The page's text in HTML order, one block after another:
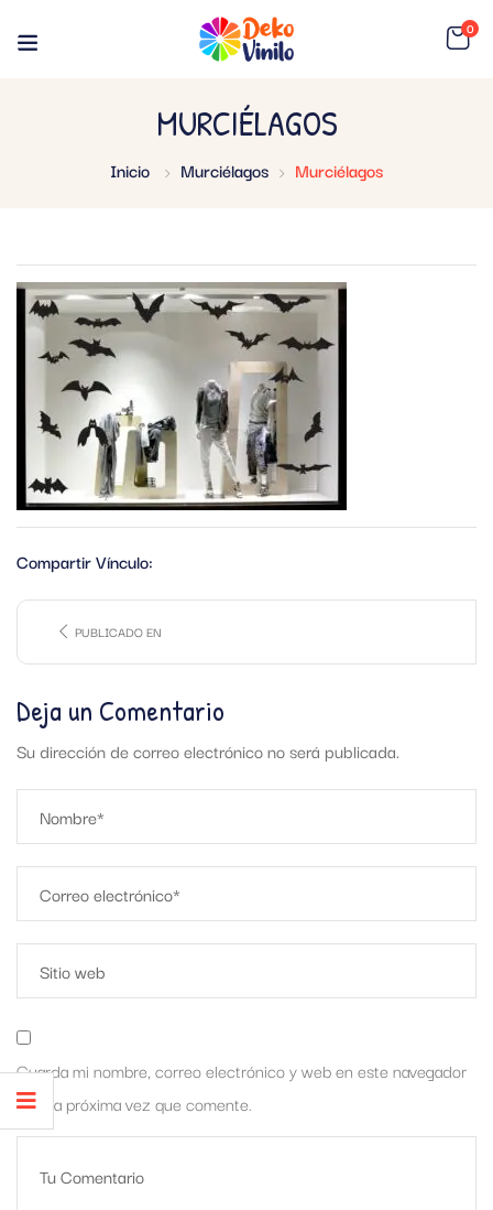
0
MURCIÉLAGOS
Inicio Murciélagos Murciélagos
Compartir Vínculo:
PUBLICADO EN
Deja un Comentario
Su dirección de correo electrónico no será publicada.
Guarda mi nombre, correo electrónico y web en este navegador
para la próxima vez que comente.